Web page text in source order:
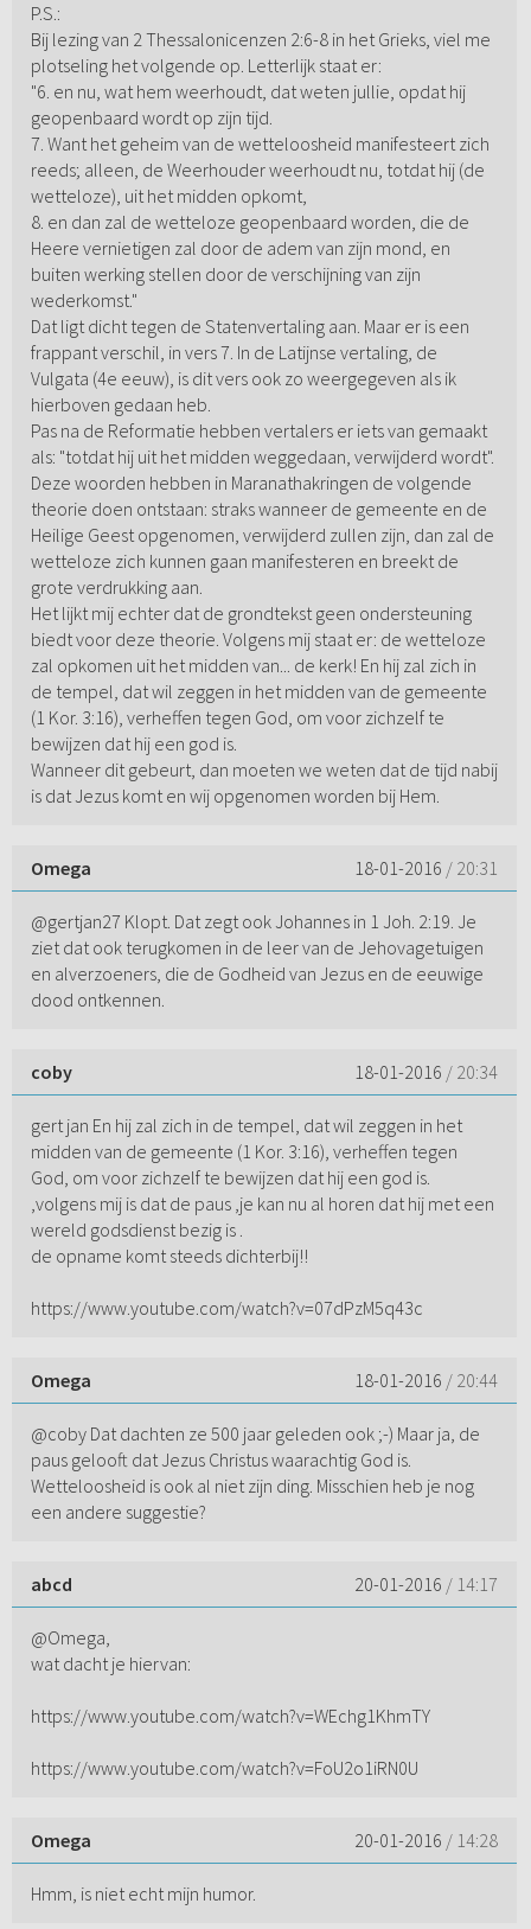
P.S.:
Bij lezing van 2 Thessalonicenzen 2:6-8 in het Grieks, viel me
plotseling het volgende op. Letterlijk staat er:
"6. en nu, wat hem weerhoudt, dat weten jullie, opdat hij
geopenbaard wordt op zijn tijd.
7. Want het geheim van de wetteloosheid manifesteert zich
reeds; alleen, de Weerhouder weerhoudt nu, totdat hij (de
wetteloze), uit het midden opkomt,
8. en dan zal de wetteloze geopenbaard worden, die de
Heere vernietigen zal door de adem van zijn mond, en
buiten werking stellen door de verschijning van zijn
wederkomst."
Dat ligt dicht tegen de Statenvertaling aan. Maar er is een
frappant verschil, in vers 7. In de Latijnse vertaling, de
Vulgata (4e eeuw), is dit vers ook zo weergegeven als ik
hierboven gedaan heb.
Pas na de Reformatie hebben vertalers er iets van gemaakt
als: "totdat hij uit het midden weggedaan, verwijderd wordt".
Deze woorden hebben in Maranathakringen de volgende
theorie doen ontstaan: straks wanneer de gemeente en de
Heilige Geest opgenomen, verwijderd zullen zijn, dan zal de
wetteloze zich kunnen gaan manifesteren en breekt de
grote verdrukking aan.
Het lijkt mij echter dat de grondtekst geen ondersteuning
biedt voor deze theorie. Volgens mij staat er: de wetteloze
zal opkomen uit het midden van... de kerk! En hij zal zich in
de tempel, dat wil zeggen in het midden van de gemeente
(1 Kor. 3:16), verheffen tegen God, om voor zichzelf te
bewijzen dat hij een god is.
Wanneer dit gebeurt, dan moeten we weten dat de tijd nabij
is dat Jezus komt en wij opgenomen worden bij Hem.
Omega 18-01-2016 / 20:31
@gertjan27 Klopt. Dat zegt ook Johannes in 1 Joh. 2:19. Je
ziet dat ook terugkomen in de leer van de Jehovagetuigen
en alverzoeners, die de Godheid van Jezus en de eeuwige
dood ontkennen.
coby 18-01-2016 / 20:34
gert jan En hij zal zich in de tempel, dat wil zeggen in het
midden van de gemeente (1 Kor. 3:16), verheffen tegen
God, om voor zichzelf te bewijzen dat hij een god is.
,volgens mij is dat de paus ,je kan nu al horen dat hij met een
wereld godsdienst bezig is .
de opname komt steeds dichterbij!!
https://www.youtube.com/watch?v=07dPzM5q43c
Omega 18-01-2016 / 20:44
@coby Dat dachten ze 500 jaar geleden ook ;-) Maar ja, de
paus gelooft dat Jezus Christus waarachtig God is.
Wetteloosheid is ook al niet zijn ding. Misschien heb je nog
een andere suggestie?
abcd 20-01-2016 / 14:17
@Omega,
wat dacht je hiervan:
https://www.youtube.com/watch?v=WEchg1KhmTY
https://www.youtube.com/watch?v=FoU2o1iRN0U
Omega 20-01-2016 / 14:28
Hmm, is niet echt mijn humor.